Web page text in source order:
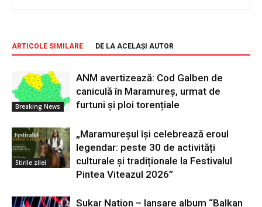
ARTICOLE SIMILARE DE LA ACELAȘI AUTOR
Breaking News
ANM avertizează: Cod Galben de
caniculă în Maramureș, urmat de
furtuni și ploi torențiale
Stirile zilei
„Maramureșul își celebrează eroul
legendar: peste 30 de activități
culturale și tradiționale la Festivalul
Pintea Viteazul 2026”
Sukar Nation – lansare album “Balkan